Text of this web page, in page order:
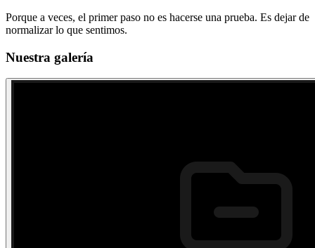
Porque a veces, el primer paso no es hacerse una prueba. Es dejar de
normalizar lo que sentimos.
Nuestra galería